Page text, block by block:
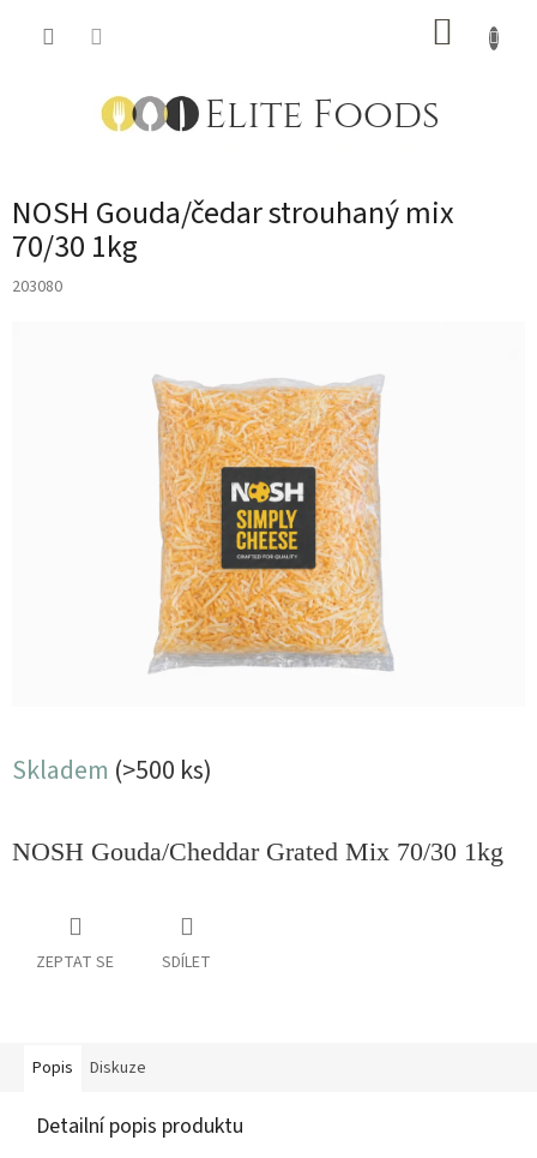
NOSH Gouda/čedar strouhaný mix
70/30 1kg
203080
Skladem (>500 ks)
NOSH Gouda/Cheddar Grated Mix 70/30 1kg
ZEPTAT SE SDÍLET
Popis Diskuze
Detailní popis produktu